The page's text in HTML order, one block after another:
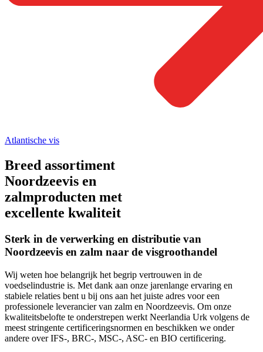
Atlantische vis
Breed assortiment
Noordzeevis en
zalmproducten met
excellente kwaliteit
Sterk in de verwerking en distributie van
Noordzeevis en zalm naar de visgroothandel
Wij weten hoe belangrijk het begrip vertrouwen in de
voedselindustrie is. Met dank aan onze jarenlange ervaring en
stabiele relaties bent u bij ons aan het juiste adres voor een
professionele leverancier van zalm en Noordzeevis. Om onze
kwaliteitsbelofte te onderstrepen werkt Neerlandia Urk volgens de
meest stringente certificeringsnormen en beschikken we onder
andere over IFS-, BRC-, MSC-, ASC- en BIO certificering.